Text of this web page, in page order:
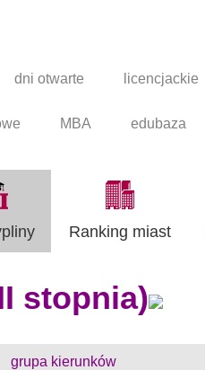
dni otwarte licencjackie
MBA edubaza
Ranking miast
stopnia)
grupa kierunków